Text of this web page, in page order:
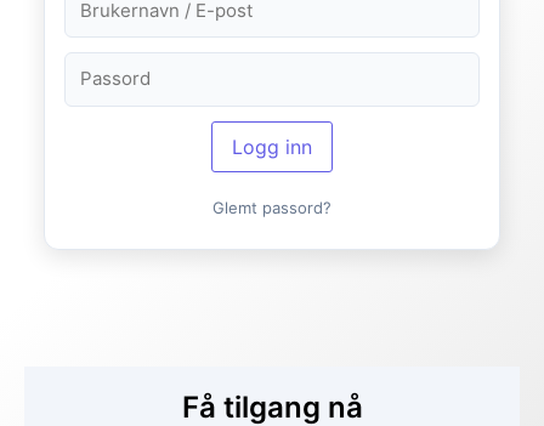
Logg inn
Glemt passord?
Få tilgang nå